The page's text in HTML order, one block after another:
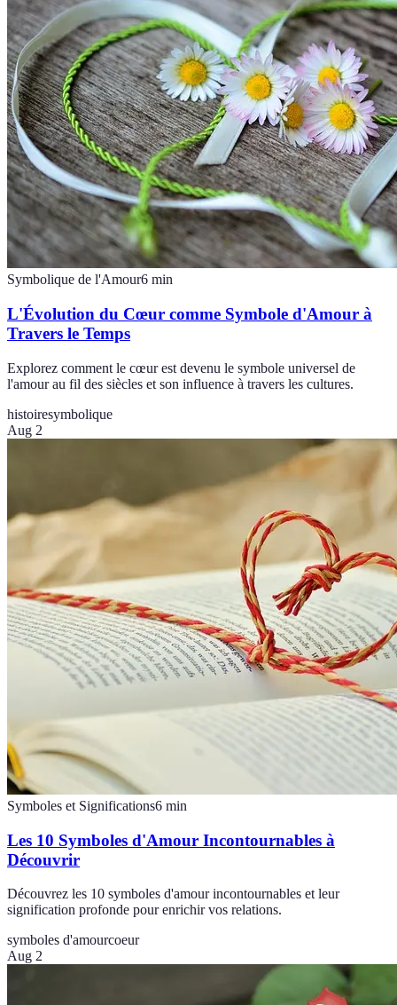
Symbolique de l'Amour6 min
L'Évolution du Cœur comme Symbole d'Amour à
Travers le Temps
Explorez comment le cœur est devenu le symbole universel de
l'amour au fil des siècles et son influence à travers les cultures.
histoiresymbolique
Aug 2
Symboles et Significations6 min
Les 10 Symboles d'Amour Incontournables à
Découvrir
Découvrez les 10 symboles d'amour incontournables et leur
signification profonde pour enrichir vos relations.
symboles d'amourcoeur
Aug 2